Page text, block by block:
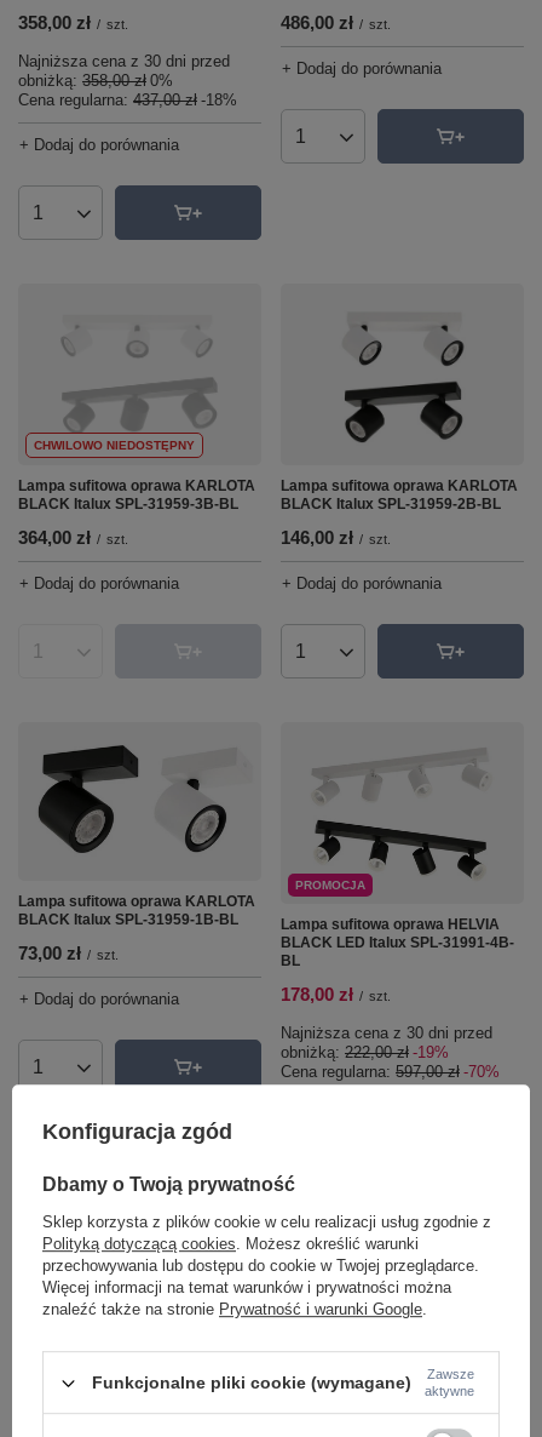
358,00 zł / szt.
Najniższa cena z 30 dni przed
obniżką: 358,00 zł 0%
Cena regularna: 437,00 zł -18%
+ Dodaj do porównania
Ilość produktów
486,00 zł / szt.
+ Dodaj do porównania
Ilość produktów
CHWILOWO NIEDOSTĘPNY
Lampa sufitowa oprawa KARLOTA
BLACK Italux SPL-31959-3B-BL
364,00 zł / szt.
+ Dodaj do porównania
Ilość produktów
Lampa sufitowa oprawa KARLOTA
BLACK Italux SPL-31959-2B-BL
146,00 zł / szt.
+ Dodaj do porównania
Ilość produktów
Lampa sufitowa oprawa KARLOTA
BLACK Italux SPL-31959-1B-BL
73,00 zł / szt.
+ Dodaj do porównania
Ilość produktów
PROMOCJA
Lampa sufitowa oprawa HELVIA
BLACK LED Italux SPL-31991-4B-
BL
178,00 zł / szt.
Najniższa cena z 30 dni przed
obniżką: 222,00 zł -19%
Cena regularna: 597,00 zł -70%
Konfiguracja zgód
Dbamy o Twoją prywatność
Sklep korzysta z plików cookie w celu realizacji usług zgodnie z
Polityką dotyczącą cookies. Możesz określić warunki
przechowywania lub dostępu do cookie w Twojej przeglądarce.
Więcej informacji na temat warunków i prywatności można
znaleźć także na stronie Prywatność i warunki Google.
Funkcjonalne pliki cookie (wymagane)
Zawsze
aktywne